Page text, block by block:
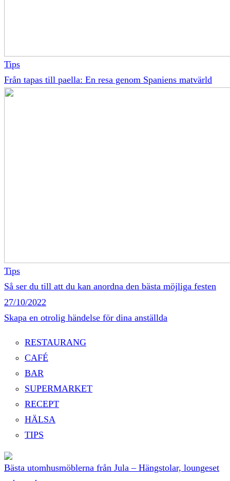
Tips
Från tapas till paella: En resa genom Spaniens matvärld
Tips
Så ser du till att du kan anordna den bästa möjliga festen
27/10/2022
Skapa en otrolig händelse för dina anställda
RESTAURANG
CAFÉ
BAR
SUPERMARKET
RECEPT
HÄLSA
TIPS
Bästa utomhusmöblerna från Jula – Hängstolar, loungeset